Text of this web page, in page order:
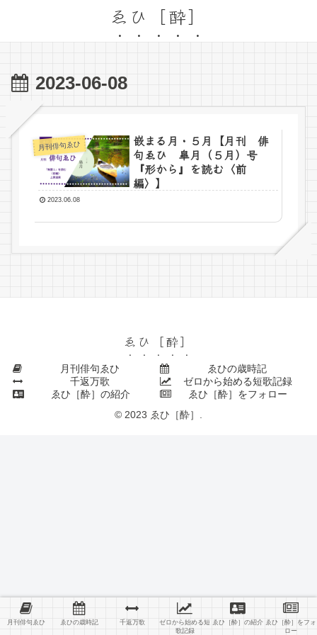
ゑひ［酔］
2023-06-08
月刊俳句ゑひ
嵌まる月・５月【月刊 俳
句ゑひ 皐月（５月）号
『形から』を読む〈前
編〉】
2023.06.08
ゑひ［酔］
月刊俳句ゑひ
ゑひの歳時記
千返万歌
ゼロから始める短歌記録
ゑひ［酔］の紹介
ゑひ［酔］をフォロー
© 2023 ゑひ［酔］.
月刊俳句ゑひ ゑひの歳時記 千返万歌
ゼロから始める短
歌記録
ゑひ［酔］の紹介 ゑひ［酔］をフォ
ロー